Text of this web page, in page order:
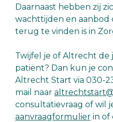
Daarnaast hebben zij
wachttijden en aanbod
terug te vinden is in
Twijfel je of Altrecht de
patiënt? Dan kun je
Altrecht Start via 030-
mail naar
consultatievraag of wil
aanvraagformulier in of